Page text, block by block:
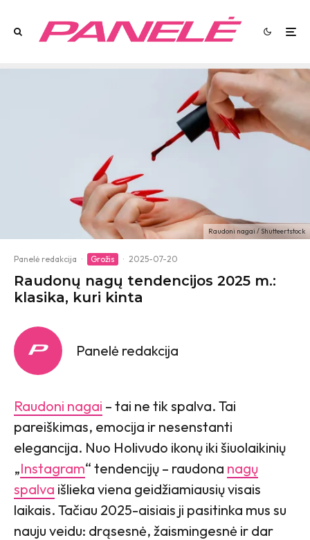
Raudoni nagai / Shutteertstock
Panelė redakcija · Grožis · 2025-07-20
Raudonų nagų tendencijos 2025 m.:
klasika, kuri kinta
Panelė redakcija
Raudoni nagai – tai ne tik spalva. Tai
pareiškimas, emocija ir nesenstanti
elegancija. Nuo Holivudo ikonų iki šiuolaikinių
„Instagram“ tendencijų – raudona nagų
spalva išlieka viena geidžiamiausių visais
laikais. Tačiau 2025-aisiais ji pasitinka mus su
nauju veidu: drąsesnė, žaismingesnė ir dar